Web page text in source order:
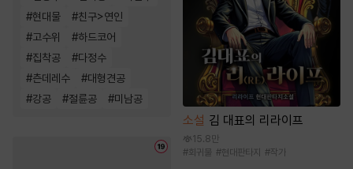
#현대물 #친구>연인
#고수위 #하드코어
#집착공 #다정수
#츤데레수 #대형견공
#강공 #절륜공 #미남공
소설 김 대표의 리라이프
15.8만
#회귀물 #현대판타지 #작가